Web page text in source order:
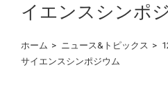
イエンスシンポ
ホーム > ニュース&トピックス >
サイエンスシンポジウム